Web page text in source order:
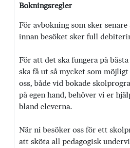
Bokningsregler
För avbokning som sker senare
innan besöket sker full
För att det ska fungera på
ska få ut så mycket som
oss, både vid bokade
på egen hand, behöver vi er
bland eleverna.
När ni besöker oss för ett
att sköta all pedagogisk